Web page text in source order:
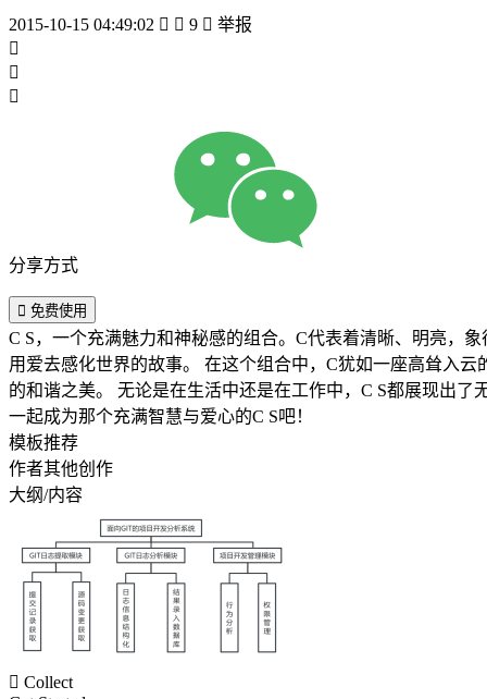
2015-10-15 04:49:02   9  举报



分享方式
 免费使用
C S，一个充满魅力和神秘感的组合。C代表着清晰、明亮，
用爱去感化世界的故事。 在这个组合中，C犹如一座高耸入云的灯塔，照亮了前行的道路；而S则是一片柔软的沙滩，为疲惫的心灵提供了温暖的港湾。C与S相互依存，共同创造出一种独特
的和谐之美。 无论是在生活中还是在工作中，C S都展现出了无限的可能。它们提醒我们要拥有清晰的头脑，勇于追求真理；同时，也要拥有一颗善良的心，关爱他人，传递正能量。让我们
一起成为那个充满智慧与爱心的C S吧！
模板推荐
作者其他创作
大纲/内容
 Collect